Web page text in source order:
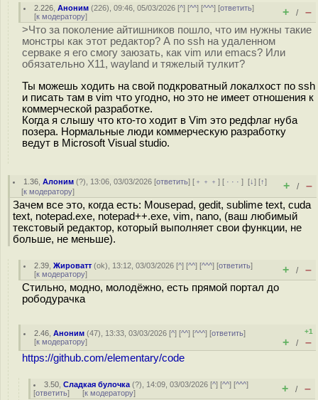
2.226 ,Аноним (226), 09:46, 05/03/2026 [^] [^^] [^^^] [ответить]
[к модератору] + / –
>Что за поколение айтишников пошло, что им нужны такие
монстры как этот редактор? А по ssh на удаленном
серваке я его смогу заюзать, как vim или emacs? Или
обязательно X11, wayland и тяжелый тулкит?
Ты можешь ходить на свой подкроватный локалхост по ssh
и писать там в vim что угодно, но это не имеет отношения к
коммерческой разработке.
Когда я слышу что кто-то ходит в Vim это редфлаг нуба
позера. Нормальные люди коммерческую разработку
ведут в Microsoft Visual studio.
1.36 ,Алоним (?), 13:06, 03/03/2026 [ответить] [ ﹢﹢﹢] [ · · ·][↓] [↑]
[к модератору] + / –
Зачем все это, когда есть: Mousepad, gedit, sublime text, cuda
text, notepad.exe, notepad++.exe, vim, nano, (ваш любимый
текстовый редактор, который выполняет свои функции, не
больше, не меньше).
2.39 ,Жироватт (ok), 13:12, 03/03/2026 [^] [^^] [^^^] [ответить]
[к модератору] + / –
Стильно, модно, молодёжно, есть прямой портал до
рободурачка
2.46 ,Аноним (47), 13:33, 03/03/2026 [^] [^^] [^^^] [ответить]
[к модератору]
+1
+ / –
https://github.com/elementary/code
3.50 ,Сладкая булочка (?), 14:09, 03/03/2026 [^] [^^] [^^^]
[ответить] [к модератору] + / –